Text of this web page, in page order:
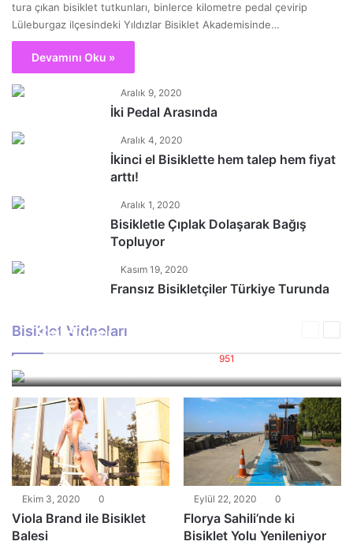
tura çıkan bisiklet tutkunları, binlerce kilometre pedal çevirip
Lüleburgaz ilçesindeki Yıldızlar Bisiklet Akademisinde…
Devamını Oku »
Aralık 9, 2020
İki Pedal Arasında
Aralık 4, 2020
İkinci el Bisiklette hem talep hem fiyat
arttı!
Aralık 1, 2020
Bisikletle Çıplak Dolaşarak Bağış
Topluyor
Kasım 19, 2020
Fransız Bisikletçiler Türkiye Turunda
Bisiklet Videoları
Saldırısı
951
Ekim 3, 2020 0
Viola Brand ile Bisiklet
Balesi
0
Eylül 22, 2020 0
Florya Sahili’nde ki
Bisiklet Yolu Yenileniyor